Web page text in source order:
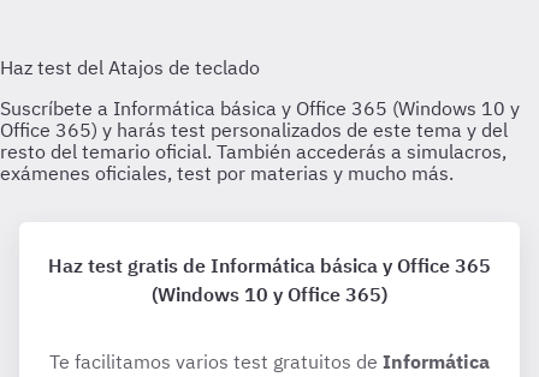
Haz test gratis de Informática básica y Office 365
(Windows 10 y Office 365)
Te facilitamos varios test gratuitos de Informática